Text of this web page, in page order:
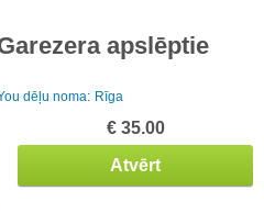
apslēptie
dēļu noma: Rīga
€ 35.00
Atvērt